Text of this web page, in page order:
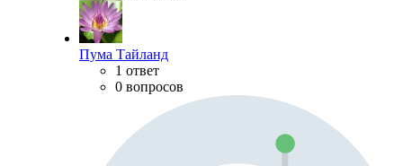
Пума Тайланд
1 ответ
0 вопросов